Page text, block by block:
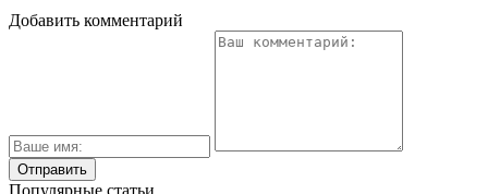
Добавить комментарий
Популярные статьи